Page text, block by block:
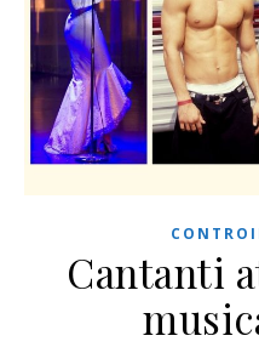
Cantanti